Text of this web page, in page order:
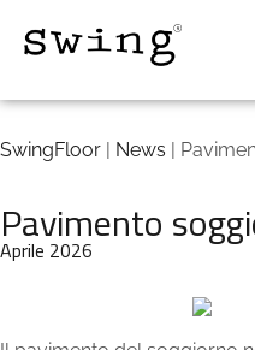
SwingFloor | News |
Pavimento
Aprile 2026